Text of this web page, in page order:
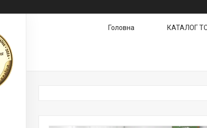
Головна КАТАЛОГ